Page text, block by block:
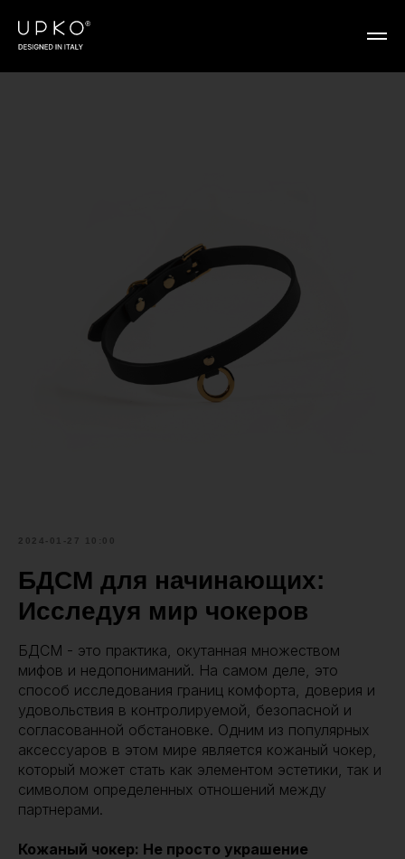
2024-01-27 10:00
БДСМ для начинающих:
Исследуя мир чокеров
БДСМ - это практика, окутанная множеством
мифов и недопониманий. На самом деле, это
способ исследования границ комфорта, доверия и
удовольствия в контролируемой, безопасной и
согласованной обстановке. Одним из популярных
аксессуаров в этом мире является кожаный чокер,
который может стать как элементом эстетики, так и
символом определенных отношений между
партнерами.
Кожаный чокер: Не просто украшение